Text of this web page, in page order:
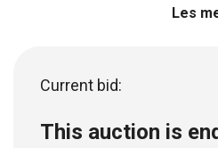
bokskjølere, montert
Les
Current bid:
This auction is